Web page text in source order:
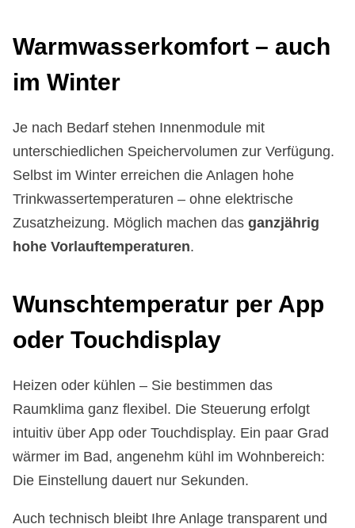
Warm­was­ser­kom­fort – auch
im Win­ter
Je nach Bedarf stehen Innenmodule mit
unterschiedlichen Speichervolumen zur Verfügung.
Selbst im Winter erreichen die Anlagen hohe
Trinkwassertemperaturen – ohne elektrische
Zusatzheizung. Möglich machen das ganzjährig
hohe Vorlauftemperaturen.
Wunsch­tem­pe­ra­tur per App
oder Touch­dis­play
Heizen oder kühlen – Sie bestimmen das
Raumklima ganz flexibel. Die Steuerung erfolgt
intuitiv über App oder Touchdisplay. Ein paar Grad
wärmer im Bad, angenehm kühl im Wohnbereich:
Die Einstellung dauert nur Sekunden.
Auch technisch bleibt Ihre Anlage transparent und